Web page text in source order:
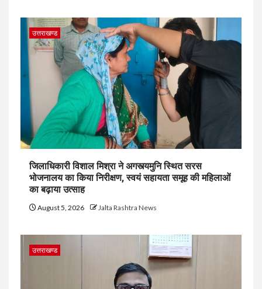
उत्तराखण्ड
जिलाधिकारी विशाल मिश्रा ने अगस्त्यमुनि स्थित सरस
भोजनालय का किया निरीक्षण, स्वयं सहायता समूह की महिलाओं
का बढ़ाया उत्साह
August 5, 2026 Jalta Rashtra News
उत्तराखण्ड